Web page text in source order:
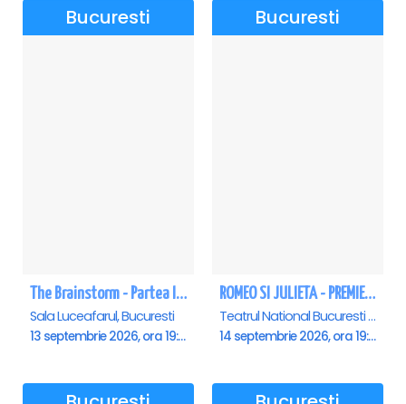
Bucuresti
The Brainstorm - Partea II - Sala Luceafarul
Sala Luceafarul, Bucuresti
13 septembrie 2026, ora 19:00
Bucuresti
ROMEO SI JULIETA - PREMIERA OFICIALA - Bucuresti
Teatrul National Bucuresti - Sala Ion Caramitru, Bucuresti
14 septembrie 2026, ora 19:00